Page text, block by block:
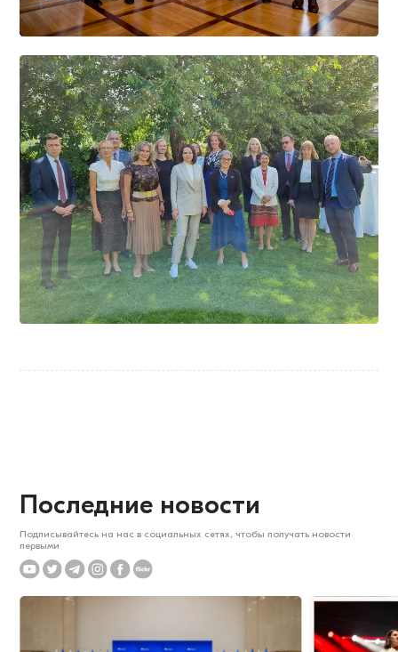
Последние новости
Подписывайтесь на нас в социальных сетях, чтобы получать новости
первыми